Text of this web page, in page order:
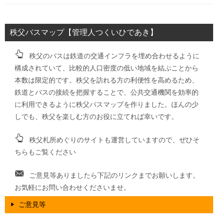
秩父バスマップ【管理人つくいひであき】
秩父のバスは鉄道の交通インフラを埋め合わせるように
構成されていて、比較的人口密度の低い地域を結ぶことから
本数は限定的です。秩父を訪れる方の利便性を高めるため、
鉄道とバスの接続を把握することで、公共交通機関を効率的
に利用できるように秩父バスマップを作りました。ほんの少
しでも、秩父を楽しむ方のお役に立てれば幸いです。
秩父札所めぐりのサイトも運営していますので、ぜひそ
ちらもご覧ください
ご意見等ありましたら下記のリンクまでお願いします。
お気軽にお問い合わせくださいませ。
ご意見等